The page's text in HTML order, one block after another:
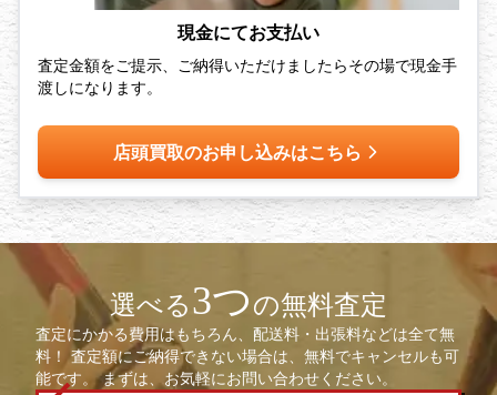
現金にてお支払い
査定金額をご提示、ご納得いただけましたらその場で現金手
渡しになります。
店頭買取のお申し込みはこちら
選べる3つの無料査定
査定にかかる費用はもちろん、配送料・出張料などは全て無
料！ 査定額にご納得できない場合は、無料でキャンセルも可
能です。 まずは、お気軽にお問い合わせください。